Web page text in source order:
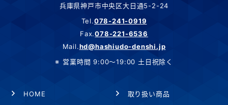
兵庫県神戸市中央区大日通5-2-24
Tel.078-241-0919
Fax.078-221-6536
Mail.hd@hashiudo-denshi.jp
営業時間 9:00～19:00 土日祝除く
HOME 取り扱い商品